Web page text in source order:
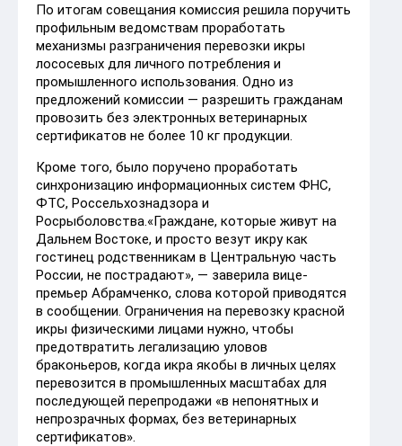
По итогам совещания комиссия решила поручить
профильным ведомствам проработать
механизмы разграничения перевозки икры
лососевых для личного потребления и
промышленного использования. Одно из
предложений комиссии — разрешить гражданам
провозить без электронных ветеринарных
сертификатов не более 10 кг продукции.
Кроме того, было поручено проработать
синхронизацию информационных систем ФНС,
ФТС, Россельхознадзора и
Росрыболовства.«Граждане, которые живут на
Дальнем Востоке, и просто везут икру как
гостинец родственникам в Центральную часть
России, не пострадают», — заверила вице-
премьер Абрамченко, слова которой приводятся
в сообщении. Ограничения на перевозку красной
икры физическими лицами нужно, чтобы
предотвратить легализацию уловов
браконьеров, когда икра якобы в личных целях
перевозится в промышленных масштабах для
последующей перепродажи «в непонятных и
непрозрачных формах, без ветеринарных
сертификатов».